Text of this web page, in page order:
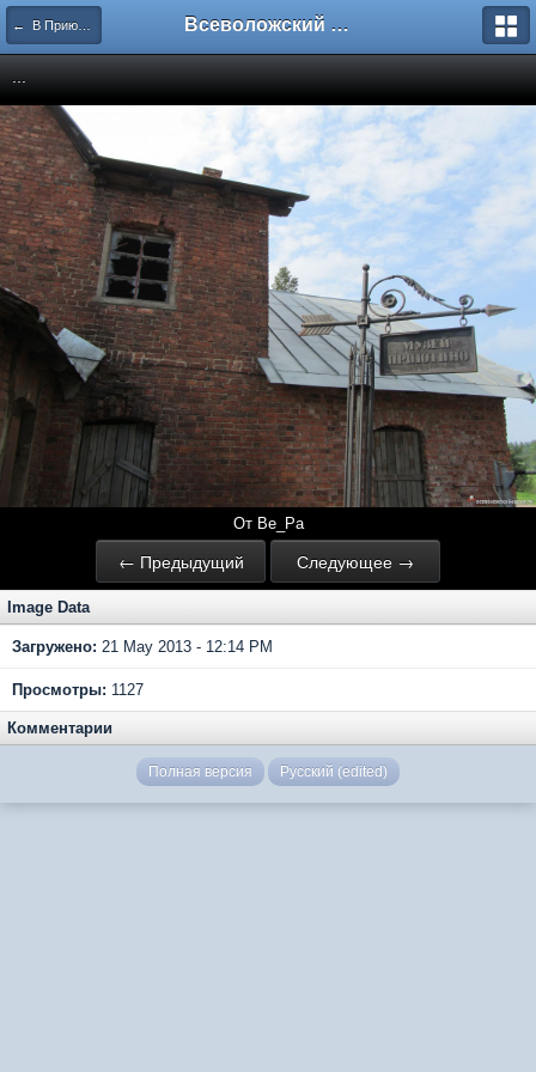
← В Приютино с Львом Тимофеевым 18 мая 2013 года Всеволожский форум
...
От Ве_Ра
← Предыдущий Следующее →
Image Data
Загружено: 21 May 2013 - 12:14 PM
Просмотры: 1127
Комментарии
Полная версия Русский (edited)